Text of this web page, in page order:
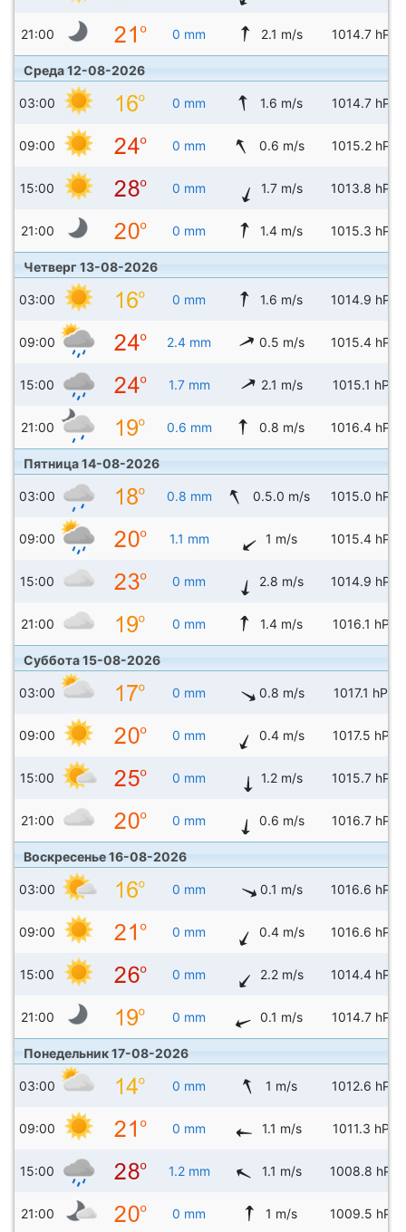
21:00 0 mm 2.1 m/s 1014.7 hPa
Среда 12-08-2026
03:00 0 mm 1.6 m/s 1014.7 hPa
09:00 0 mm 0.6 m/s 1015.2 hPa
15:00 0 mm 1.7 m/s 1013.8 hPa
21:00 0 mm 1.4 m/s 1015.3 hPa
Четверг 13-08-2026
03:00 0 mm 1.6 m/s 1014.9 hPa
09:00 2.4 mm 0.5 m/s 1015.4 hPa
15:00 1.7 mm 2.1 m/s 1015.1 hPa
21:00 0.6 mm 0.8 m/s 1016.4 hPa
Пятница 14-08-2026
03:00 0.8 mm 0.5.0 m/s 1015.0 hPa
09:00 1.1 mm 1 m/s 1015.4 hPa
15:00 0 mm 2.8 m/s 1014.9 hPa
21:00 0 mm 1.4 m/s 1016.1 hPa
Суббота 15-08-2026
03:00 0 mm 0.8 m/s 1017.1 hPa
09:00 0 mm 0.4 m/s 1017.5 hPa
15:00 0 mm 1.2 m/s 1015.7 hPa
21:00 0 mm 0.6 m/s 1016.7 hPa
Воскресенье 16-08-2026
03:00 0 mm 0.1 m/s 1016.6 hPa
09:00 0 mm 0.4 m/s 1016.6 hPa
15:00 0 mm 2.2 m/s 1014.4 hPa
21:00 0 mm 0.1 m/s 1014.7 hPa
Понедельник 17-08-2026
03:00 0 mm 1 m/s 1012.6 hPa
09:00 0 mm 1.1 m/s 1011.3 hPa
15:00 1.2 mm 1.1 m/s 1008.8 hPa
21:00 0 mm 1 m/s 1009.5 hPa